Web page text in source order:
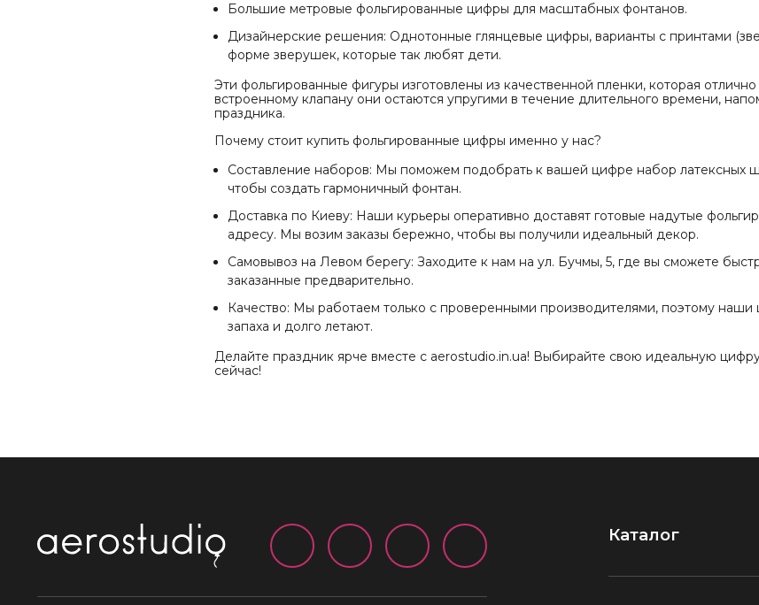
Большие метровые фольгированные цифры для масштабных фонтанов.
Дизайнерские решения: Однотонные глянцевые цифры, варианты с принтами
форме зверушек, которые так любят дети.
Эти фольгированные фигуры изготовлены из качественной пленки, которая
встроенному клапану они остаются упругими в течение длительного времени,
праздника.
Почему стоит купить фольгированные цифры именно у нас?
Составление наборов: Мы поможем подобрать к вашей цифре набор латексных
чтобы создать гармоничный фонтан.
Доставка по Киеву: Наши курьеры оперативно доставят готовые надутые
адресу. Мы возим заказы бережно, чтобы вы получили идеальный декор.
Самовывоз на Левом берегу: Заходите к нам на ул. Бучмы, 5, где вы сможете
заказанные предварительно.
Качество: Мы работаем только с проверенными производителями, поэтому
запаха и долго летают.
Делайте праздник ярче вместе с aerostudio.in.ua! Выбирайте свою идеальную
сейчас!
Каталог